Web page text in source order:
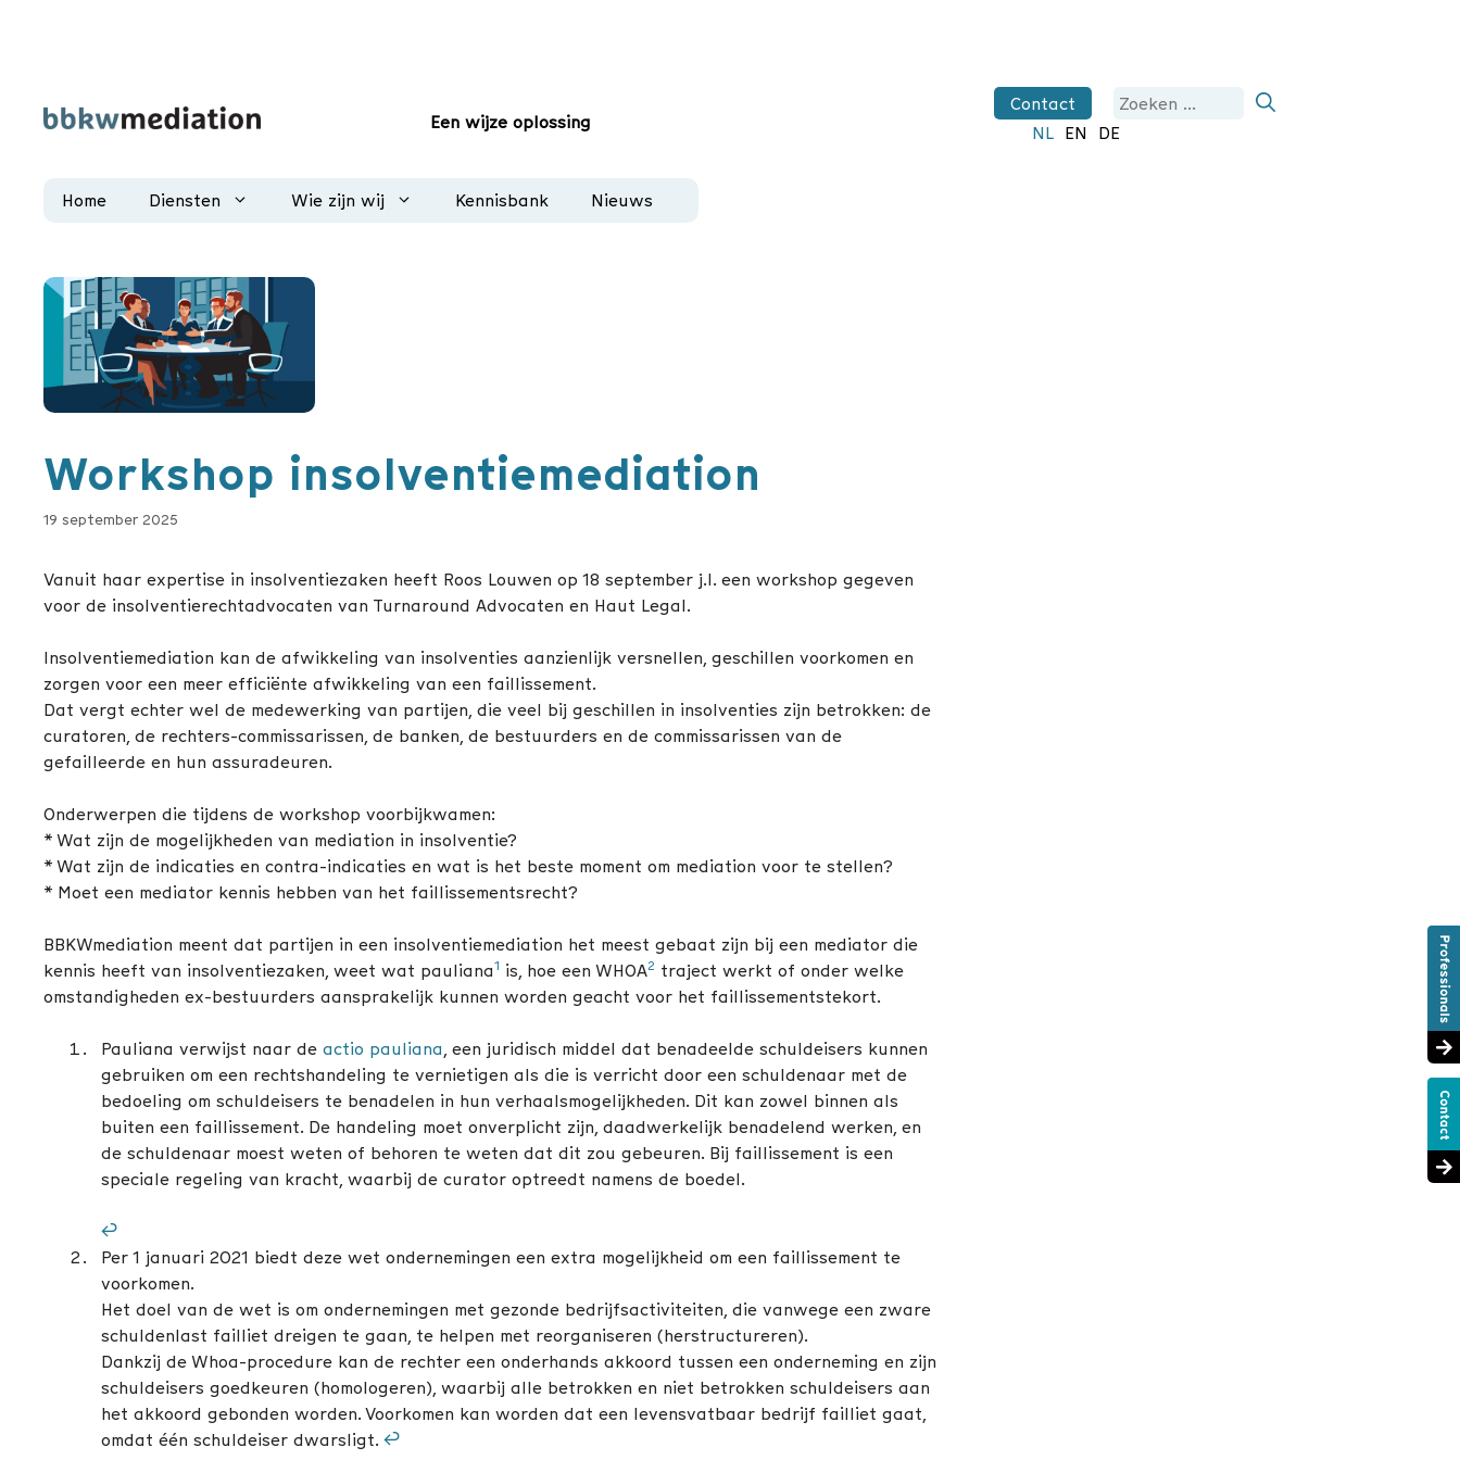
Een wijze oplossing
Contact
Zoek
naar:
NL EN DE
Home Diensten Wie zijn wij Kennisbank Nieuws
Workshop insolventiemediation
19 september 2025
Vanuit haar expertise in insolventiezaken heeft Roos Louwen op 18 september j.l. een workshop gegeven
voor de insolventierechtadvocaten van Turnaround Advocaten en Haut Legal.
Insolventiemediation kan de afwikkeling van insolventies aanzienlijk versnellen, geschillen voorkomen en
zorgen voor een meer efficiënte afwikkeling van een faillissement.
Dat vergt echter wel de medewerking van partijen, die veel bij geschillen in insolventies zijn betrokken: de
curatoren, de rechters-commissarissen, de banken, de bestuurders en de commissarissen van de
gefailleerde en hun assuradeuren.
Onderwerpen die tijdens de workshop voorbijkwamen:
* Wat zijn de mogelijkheden van mediation in insolventie?
* Wat zijn de indicaties en contra-indicaties en wat is het beste moment om mediation voor te stellen?
* Moet een mediator kennis hebben van het faillissementsrecht?
BBKWmediation meent dat partijen in een insolventiemediation het meest gebaat zijn bij een mediator die
kennis heeft van insolventiezaken, weet wat pauliana1 is, hoe een WHOA2 traject werkt of onder welke
omstandigheden ex-bestuurders aansprakelijk kunnen worden geacht voor het faillissementstekort.
Pauliana verwijst naar de actio pauliana, een juridisch middel dat benadeelde schuldeisers kunnen
gebruiken om een rechtshandeling te vernietigen als die is verricht door een schuldenaar met de
bedoeling om schuldeisers te benadelen in hun verhaalsmogelijkheden. Dit kan zowel binnen als
buiten een faillissement. De handeling moet onverplicht zijn, daadwerkelijk benadelend werken, en
de schuldenaar moest weten of behoren te weten dat dit zou gebeuren. Bij faillissement is een
speciale regeling van kracht, waarbij de curator optreedt namens de boedel.
↩︎
Per 1 januari 2021 biedt deze wet ondernemingen een extra mogelijkheid om een faillissement te
voorkomen.
Het doel van de wet is om ondernemingen met gezonde bedrijfsactiviteiten, die vanwege een zware
schuldenlast failliet dreigen te gaan, te helpen met reorganiseren (herstructureren).
Dankzij de Whoa-procedure kan de rechter een onderhands akkoord tussen een onderneming en zijn
schuldeisers goedkeuren (homologeren), waarbij alle betrokken en niet betrokken schuldeisers aan
het akkoord gebonden worden. Voorkomen kan worden dat een levensvatbaar bedrijf failliet gaat,
omdat één schuldeiser dwarsligt. ↩︎